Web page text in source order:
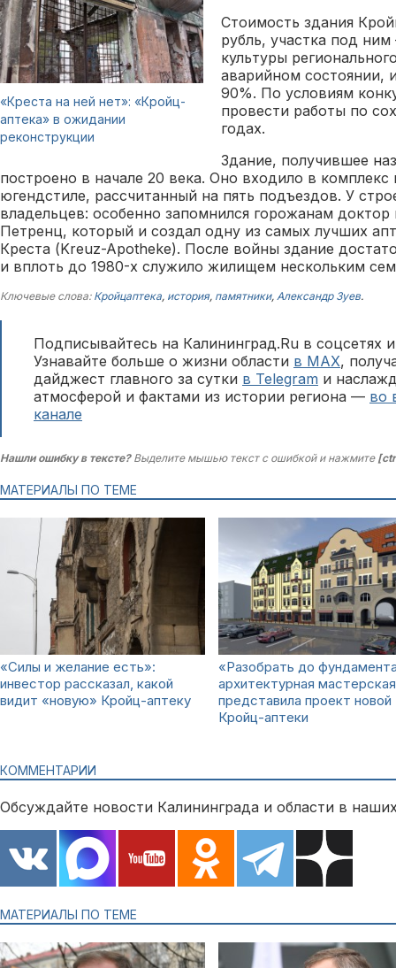
«Креста на ней нет»: «Кройц-
аптека» в ожидании
реконструкции
Стоимость здания
рубль, участка под
культуры
аварийном состоянии,
90%. По условиям
провести работы по
годах.
Здание, получившее
построено в начале 20 века. Оно входило в
югендстиле, рассчитанный на пять подъездов. У
владельцев: особенно запомнился горожанам
Петренц, который и создал одну из самых лучших
Креста (Kreuz-Apotheke). После войны здание
и вплоть до 1980-х служило жилищем нескольким
Ключевые слова: Кройцаптека, история, памятники, Александр Зуев.
Подписывайтесь на Калининград.Ru в соцсетях
Узнавайте больше о жизни области в MAX,
дайджест главного за сутки в Telegram и
атмосферой и фактами из истории региона — во
канале
Нашли ошибку в тексте?Выделите мышью текст с ошибкой и нажмите
МАТЕРИАЛЫ ПО ТЕМЕ
«Силы и желание есть»:
инвестор рассказал, какой
видит «новую» Кройц-аптеку
«Разобрать до
архитектурная мастерская
представила проект новой
Кройц-аптеки
КОММЕНТАРИИ
Обсуждайте новости Калининграда и области в
МАТЕРИАЛЫ ПО ТЕМЕ